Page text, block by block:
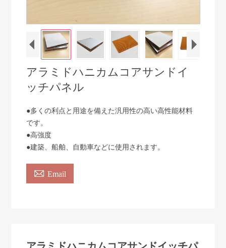
アラミドハニカムコアサンドイ
ッチパネル
●多くの利点と用途を備えた汎用性の高い高性能材料
です。
●高強度
●建築、船舶、自動車などに使用されます。
 Email